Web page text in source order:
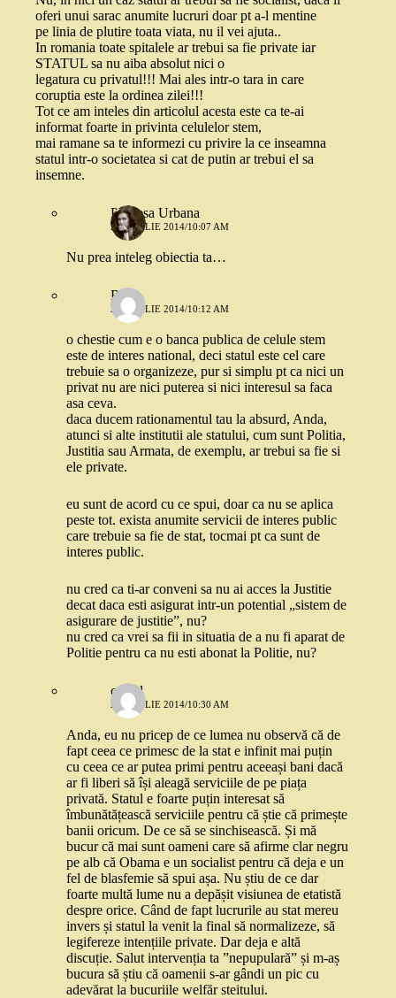
oferi unui sarac anumite lucruri doar pt a-l mentine
pe linia de plutire toata viata, nu il vei ajuta..
In romania toate spitalele ar trebui sa fie private iar
STATUL sa nu aiba absolut nici o
legatura cu privatul!!! Mai ales intr-o tara in care
coruptia este la ordinea zilei!!!
Tot ce am inteles din articolul acesta este ca te-ai
informat foarte in privinta celulelor stem,
mai ramane sa te informezi cu privire la ce inseamna
statul intr-o societatea si cat de putin ar trebui el sa
insemne.
Printesa Urbana
29 APRILIE 2014/10:07 AM
Nu prea inteleg obiectia ta…
Robo
29 APRILIE 2014/10:12 AM
o chestie cum e o banca publica de celule stem
este de interes national, deci statul este cel care
trebuie sa o organizeze, pur si simplu pt ca nici un
privat nu are nici puterea si nici interesul sa faca
asa ceva.
daca ducem rationamentul tau la absurd, Anda,
atunci si alte institutii ale statului, cum sunt Politia,
Justitia sau Armata, de exemplu, ar trebui sa fie si
ele private.
eu sunt de acord cu ce spui, doar ca nu se aplica
peste tot. exista anumite servicii de interes public
care trebuie sa fie de stat, tocmai pt ca sunt de
interes public.
nu cred ca ti-ar conveni sa nu ai acces la Justitie
decat daca esti asigurat intr-un potential „sistem de
asigurare de justitie”, nu?
nu cred ca vrei sa fii in situatia de a nu fi aparat de
Politie pentru ca nu esti abonat la Politie, nu?
catgal
29 APRILIE 2014/10:30 AM
Anda, eu nu pricep de ce lumea nu observă că de
fapt ceea ce primesc de la stat e infinit mai puțin
cu ceea ce ar putea primi pentru aceeași bani dacă
ar fi liberi să își aleagă serviciile de pe piața
privată. Statul e foarte puțin interesat să
îmbunătățească serviciile pentru că știe că primește
banii oricum. De ce să se sinchisească. Și mă
bucur că mai sunt oameni care să afirme clar negru
pe alb că Obama e un socialist pentru că deja e un
fel de blasfemie să spui așa. Nu știu de ce dar
foarte multă lume nu a depășit visiunea de etatistă
despre orice. Când de fapt lucrurile au stat mereu
invers și statul la venit la final să normalizeze, să
legifereze intențiile private. Dar deja e altă
discuție. Salut intervenția ta ”nepupulară” și m-aș
bucura să știu că oamenii s-ar gândi un pic cu
adevărat la bucuriile welfăr steitului.